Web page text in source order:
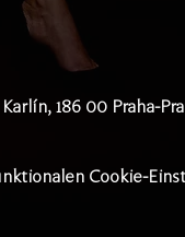
186 00 Praha-
Cookie-